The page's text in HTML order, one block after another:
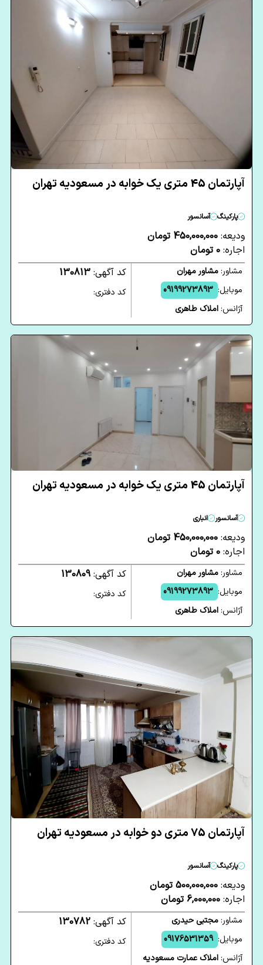
آپارتمان 45 متری یک خوابه در مسعودیه تهران
پارکینگ آسانسور
ودیعه: 450,000,000 تومان
اجاره: 0 تومان
مشاور:مشاور مهران
موبایل: 09199273893
آژانس:املاک طاهری
کد آگهی: 130813
کد دفتری:
آپارتمان 45 متری یک خوابه در مسعودیه تهران
آسانسور انباری
ودیعه: 450,000,000 تومان
اجاره: 0 تومان
مشاور:مشاور مهران
موبایل: 09199273893
آژانس:املاک طاهری
کد آگهی:130809
کد دفتری:
آپارتمان 75 متری دو خوابه در مسعودیه تهران
پارکینگ آسانسور
ودیعه: 500,000,000 تومان
اجاره: 6,000,000 تومان
مشاور:مجتبی حیدری
موبایل: 09176531359
آژانس:املاک عمارت مسعودیه
کد آگهی: 130782
کد دفتری: